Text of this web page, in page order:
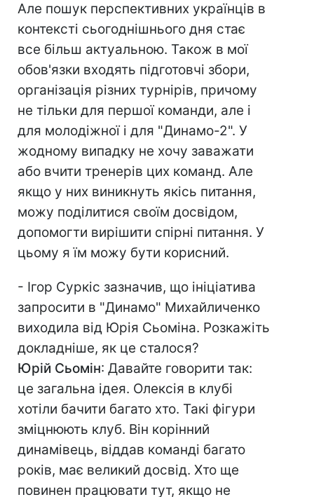
Але пошук перспективних українців в
контекстi сьогоднішнього дня стає
все більш актуальною. Також в мої
обов'язки входять підготовчі збори,
організація різних турнірів, причому
не тільки для першої команди, але і
для молодіжної і для "Динамо-2". У
жодному випадку не хочу заважати
або вчити тренерів цих команд. Але
якщо у них виникнуть якісь питання,
можу поділитися своїм досвідом,
допомогти вирішити спірні питання. У
цьому я їм можу бути корисний.
- Ігор Суркіс зазначив, що ініціатива
запросити в "Динамо" Михайличенко
виходила від Юрія Сьоміна. Розкажіть
докладніше, як це сталося?
Юрій Сьомін: Давайте говорити так:
це загальна ідея. Олексія в клубі
хотіли бачити багато хто. Такі фігури
зміцнюють клуб. Він корінний
динамівець, віддав команді багато
років, має великий досвід. Хто ще
повинен працювати тут, якщо не